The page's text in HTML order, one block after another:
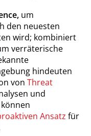
um
den neuesten
wird; kombiniert
verräterische
hindeuten
von Threat
und
Ansatz für